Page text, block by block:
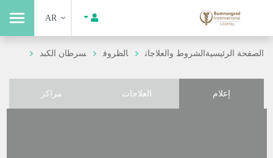
AR
الصفحة الرئيسيةالشروط والعلاجات الظروف سرطان الكبد
إعلام العلاجات مراكز